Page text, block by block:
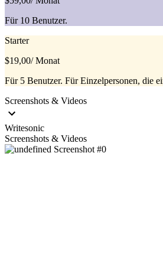
Für 10 Benutzer.
Starter
$19,00/ Monat
Für 5 Benutzer. Für Einzelpersonen, die
Screenshots & Videos
Writesonic
Screenshots & Videos